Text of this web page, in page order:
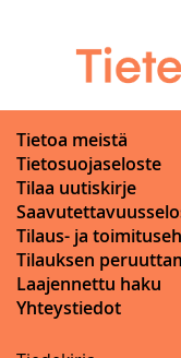
Tietoa meistä
Tietosuojaseloste
Tilaa uutiskirje
Tilaus- ja
Tilauksen
Laajennettu haku
Yhteystiedot